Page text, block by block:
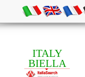
ITALY
BIELLA